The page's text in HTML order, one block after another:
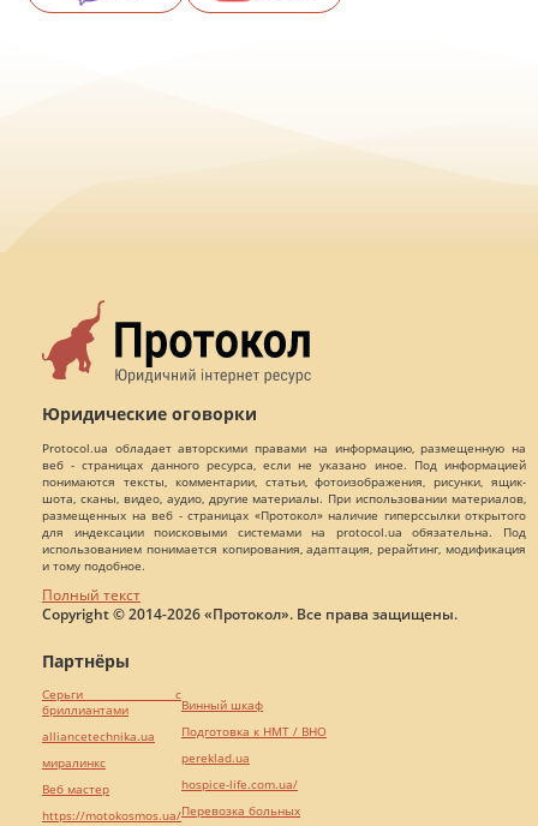
Юридические оговорки
Protocol.ua обладает авторскими правами на информацию, размещенную на
веб - страницах данного ресурса, если не указано иное. Под информацией
понимаются тексты, комментарии, статьи, фотоизображения, рисунки, ящик-
шота, сканы, видео, аудио, другие материалы. При использовании материалов,
размещенных на веб - страницах «Протокол» наличие гиперссылки открытого
для индексации поисковыми системами на protocol.ua обязательна. Под
использованием понимается копирования, адаптация, рерайтинг, модификация
и тому подобное.
Полный текст
Copyright © 2014-2026 «Протокол». Все права защищены.
Партнёры
Серьги с
бриллиантами
alliancetechnika.ua
миралинкс
Веб мастер
https://motokosmos.ua/
Винный шкаф
Подготовка к НМТ / ВНО
pereklad.ua
hospice-life.com.ua/
Перевозка больных